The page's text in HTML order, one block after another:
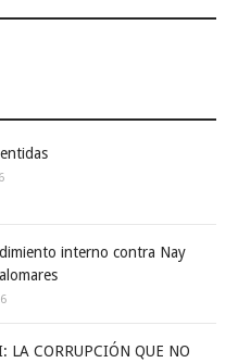
interno contra Nay
LA CORRUPCIÓN QUE NO